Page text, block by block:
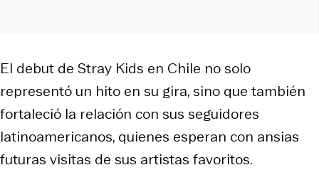
El debut de Stray Kids en Chile no solo
representó un hito en su gira, sino que también
fortaleció la relación con sus seguidores
latinoamericanos, quienes esperan con ansias
futuras visitas de sus artistas favoritos.